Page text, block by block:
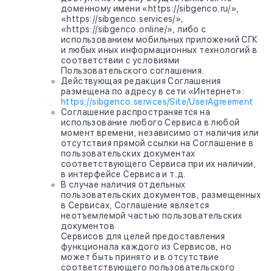
доменному имени «https://sibgenco.ru/»,
«https://sibgenco.services/»,
«https://sibgenco.online/», либо с
использованием мобильных приложений СГК
и любых иных информационных технологий в
соответствии с условиями
Пользовательского соглашения.
Действующая редакция Соглашения
размещена по адресу в сети «Интернет»:
https://sibgenco.services/Site/UserAgreement
Соглашение распространяется на
использование любого Сервиса в любой
момент времени, независимо от наличия или
отсутствия прямой ссылки на Соглашение в
пользовательских документах
соответствующего Сервиса при их наличии,
в интерфейсе Сервиса и т.д.
В случае наличия отдельных
пользовательских документов, размещенных
в Сервисах, Соглашение является
неотъемлемой частью пользовательских
документов
Сервисов для целей предоставления
функционала каждого из Сервисов, но
может быть принято и в отсутствие
соответствующего пользовательского